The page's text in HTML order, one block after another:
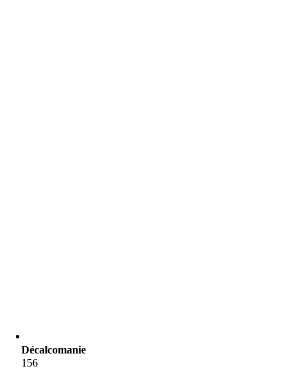
Décalcomanie
156